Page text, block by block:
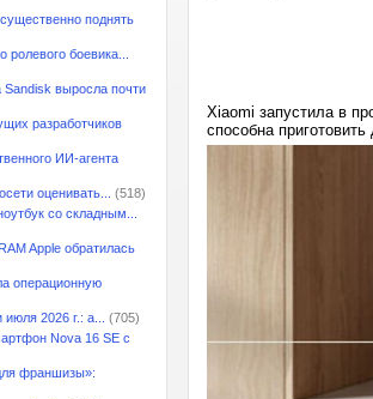
поднять
ролевого боевика...
Sandisk выросла почти
разработчиков
ИИ-агента
оценивать...
(518)
со складным...
Apple обратилась
операционную
2026 г.: а...
(705)
Nova 16 SE с
франшизы»:
Xiaomi запустила в
способна